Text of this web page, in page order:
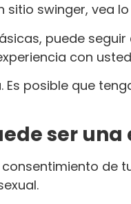
swinger, vea
puede
con
posible que
ser
de